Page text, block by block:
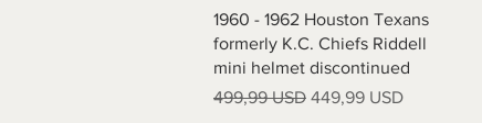
Vista rapida
1960 - 1962 Houston Texans
formerly K.C. Chiefs Riddell
mini helmet discontinued
Prezzo regolare
499,99 USD Prezzo scontato
449,99 USD